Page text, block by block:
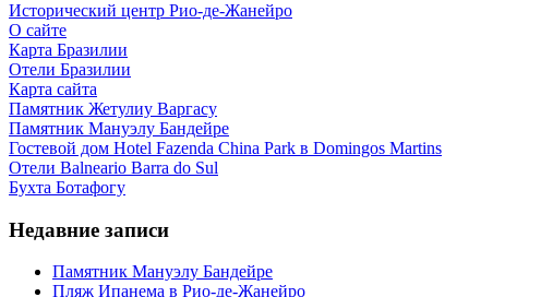
Исторический центр Рио-де-Жанейро
О сайте
Карта Бразилии
Отели Бразилии
Карта сайта
Памятник Жетулиу Варгасу
Памятник Мануэлу Бандейре
Гостевой дом Hotel Fazenda China Park в Domingos Martins
Отели Balneario Barra do Sul
Бухта Ботафогу
Недавние записи
Памятник Мануэлу Бандейре
Пляж Ипанема в Рио-де-Жанейро